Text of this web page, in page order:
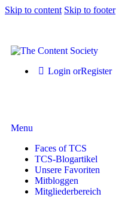
Skip to content Skip to footer
Login orRegister
Menu
Faces of TCS
TCS-Blogartikel
Unsere Favoriten
Mitbloggen
Mitgliederbereich